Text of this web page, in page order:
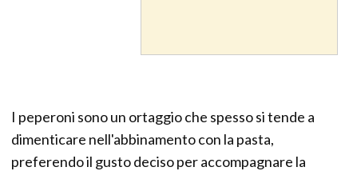
I peperoni sono un ortaggio che spesso si tende a
dimenticare nell'abbinamento con la pasta,
preferendo il gusto deciso per accompagnare la